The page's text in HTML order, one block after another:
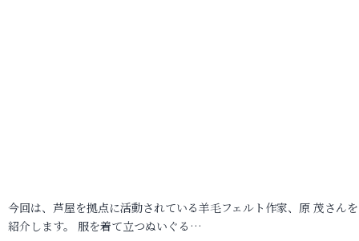
今回は、芦屋を拠点に活動されている羊毛フェルト作家、原 茂さん
紹介します。 服を着て立つぬいぐる…